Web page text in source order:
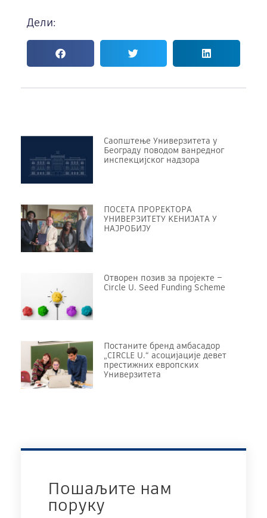
Дели:
Саопштење Универзитета у
Београду поводом ванредног
инспекцијског надзора
ПОСЕТА ПРОРЕKТОРА
УНИВЕРЗИТЕТУ KЕНИЈАТА У
НАЈРОБИЈУ
Отворен позив за пројекте –
Circle U. Seed Funding Scheme
Постаните бренд амбасадор
„CIRCLE U.“ асоцијације девет
престижних европских
Универзитета
Пошаљите нам
поруку